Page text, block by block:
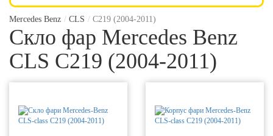
Mercedes Benz / CLS / C219 (2004-2011)
Скло фар Mercedes Benz
CLS C219 (2004-2011)